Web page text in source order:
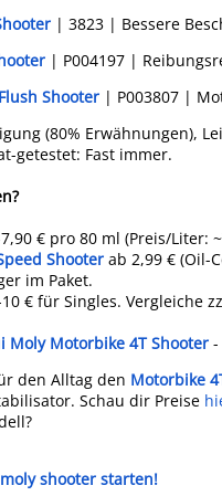
| 3823 | Bessere
| P004197 |
Shooter | P003807 |
(80% Erwähnungen),
getestet: Fast immer.
€ pro 80 ml (Preis/Liter:
Shooter ab 2,99 € (Oil-
im Paket.
10 € für Singles. Vergleiche
Moly Motorbike 4T Shooter -
den Alltag den Motorbike
Schau dir Preise
shooter starten!